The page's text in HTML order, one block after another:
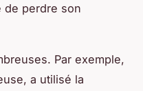
de perdre son
Par exemple,
a utilisé la